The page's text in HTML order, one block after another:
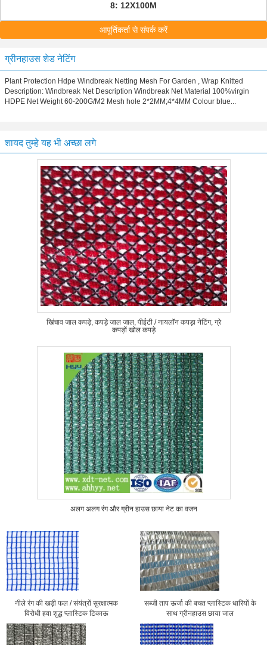
8: 12X100M
आपूर्तिकर्ता से संपर्क करें
ग्रीनहाउस शेड नेटिंग
Plant Protection Hdpe Windbreak Netting Mesh For Garden , Wrap Knitted
Description: Windbreak Net Description Windbreak Net Material 100%virgin
HDPE Net Weight 60-200G/M2 Mesh hole 2*2MM;4*4MM Colour blue...
शायद तुम्हे यह भी अच्छा लगे
खिंचाव जाल कपड़े, कपड़े जाल जाल, पीईटी / नायलॉन कपड़ा नेटिंग, ग्रे
कपड़ों खोल कपड़े
अलग अलग रंग और ग्रीन हाउस छाया नेट का वजन
नीले रंग की खड़ी फल / संयंत्रों सुरक्षात्मक
विरोधी हवा शुद्ध प्लास्टिक टिकाऊ
सब्जी ताप ऊर्जा की बचत प्लास्टिक धारियों के
साथ ग्रीनहाउस छाया जाल